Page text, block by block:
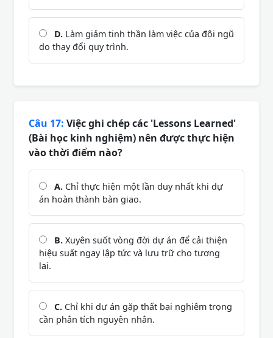
D. Làm giảm tinh thần làm việc của đội ngũ
do thay đổi quy trình.
Câu 17: Việc ghi chép các 'Lessons Learned'
(Bài học kinh nghiệm) nên được thực hiện
vào thời điểm nào?
A. Chỉ thực hiện một lần duy nhất khi dự
án hoàn thành bàn giao.
B. Xuyên suốt vòng đời dự án để cải thiện
hiệu suất ngay lập tức và lưu trữ cho tương
lai.
C. Chỉ khi dự án gặp thất bại nghiêm trọng
cần phân tích nguyên nhân.